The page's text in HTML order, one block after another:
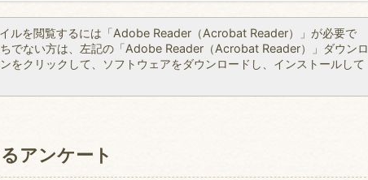
ルを閲覧するには「Adobe Reader（Acrobat Reader）」が必要で
でない方は、左記の「Adobe Reader（Acrobat Reader）」ダウンロ
をクリックして、ソフトウェアをダウンロードし、インストールして
アンケート